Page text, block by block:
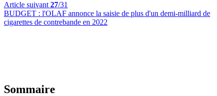
Article suivant 27/31
BUDGET : l'OLAF annonce la saisie de plus d'un demi-milliard de
cigarettes de contrebande en 2022
Sommaire